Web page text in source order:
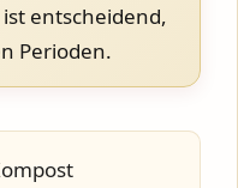
entscheidend,
Perioden.